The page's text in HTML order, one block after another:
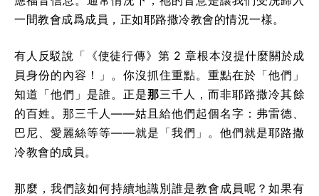
一間教會成爲成員，正如耶路撒冷教會的情況一樣。
有人反駁說「《使徒行傳》第 2 章根本沒提什麼關於成
員身份的內容！」。你沒抓住重點。重點在於「他們」
知道「他們」是誰。正是那三千人，而非耶路撒冷其餘
的百姓。那三千人——姑且給他們起個名字：弗雷德、
巴尼、愛麗絲等等——就是「我們」。他們就是耶路撒
冷教會的成員。
那麼，我們該如何持續地識別誰是教會成員呢？如果有